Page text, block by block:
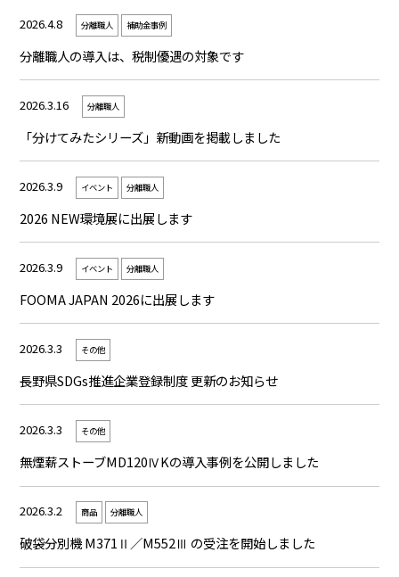
2026.4.8 分離職人 補助金事例
分離職人の導入は、税制優遇の対象です
2026.3.16 分離職人
「分けてみたシリーズ」新動画を掲載しました
2026.3.9 イベント 分離職人
2026 NEW環境展に出展します
2026.3.9 イベント 分離職人
FOOMA JAPAN 2026に出展します
2026.3.3 その他
長野県SDGs推進企業登録制度 更新のお知らせ
2026.3.3 その他
無煙薪ストーブMD120ⅣKの導入事例を公開しました
2026.3.2 商品 分離職人
破袋分別機 M371Ⅱ／M552Ⅲ の受注を開始しました